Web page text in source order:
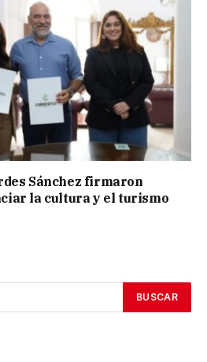
Sánchez firmaron
la cultura y el turismo